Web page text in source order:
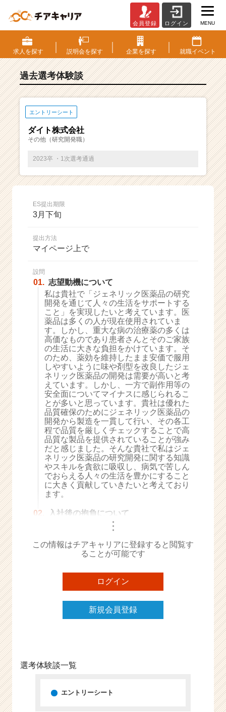
S・
選
考
験
ベ
ン
チ
ー・
成
ス
ト
が
届
く
就
活
サ
イ
ト
チ
ア
キ
ャ
リ
ア
（C
h
e
e
r
r
r）
会員登録 ログイン MENU
求人を探す 説明会を探す 企業を探す 就職イベント
過去選考体験談
エントリーシート
ダイト株式会社
その他（研究開発職）
2023卒 ・1次選考通過
ES提出期限
3月下旬
提出方法
マイページ上で
設問
01. 志望動機について
私は貴社で「ジェネリック医薬品の研究
開発を通じて人々の生活をサポートする
こと」を実現したいと考えています。医
薬品は多くの人が現在使用されていま
す。しかし、重大な病の治療薬の多くは
高価なものであり患者さんとそのご家族
の生活に大きな負担をかけています。そ
のため、薬効を維持したまま安価で服用
しやすいように味や剤型を改良したジェ
ネリック医薬品の開発は需要が高いと考
えています。しかし、一方で副作用等の
安全面についてマイナスに感じられるこ
とが多いと思っています。貴社は優れた
品質確保のためにジェネリック医薬品の
開発から製造を一貫して行い、その各工
程で品質を厳しくチェックすることで高
品質な製品を提供されていることが強み
だと感じました。そんな貴社で私はジェ
ネリック医薬品の研究開発に関する知識
やスキルを貪欲に吸収し、病気で苦しん
でおらえる人々の生活を豊かにすること
に大きく貢献していきたいと考えており
ます。
02.
入社後の抱負について
・・・
この情報はチアキャリアに登録すると閲覧す
ることが可能です
ログイン
新規会員登録
選考体験談一覧
エントリーシート